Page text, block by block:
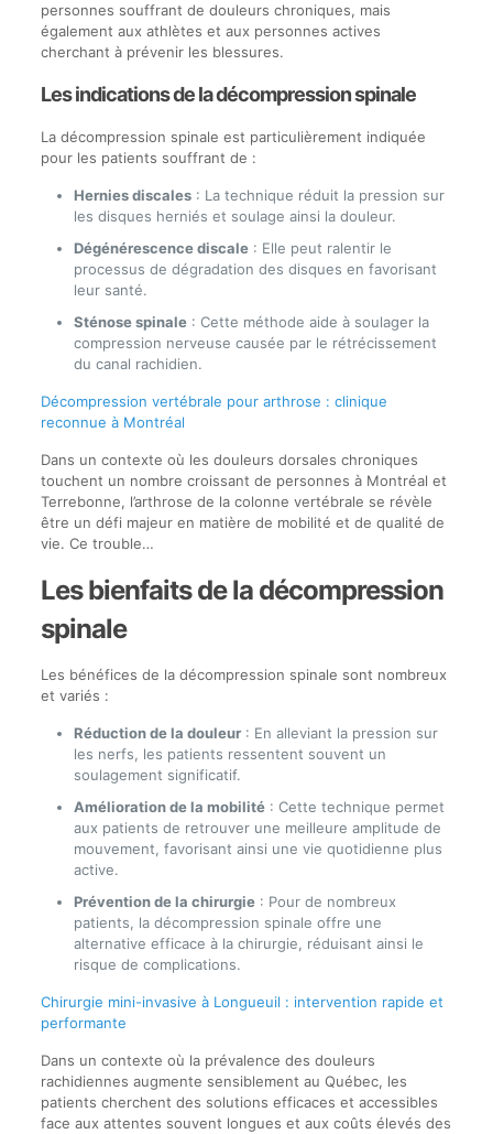
personnes souffrant de douleurs chroniques, mais
également aux athlètes et aux personnes actives
cherchant à prévenir les blessures.
Les indications de la décompression spinale
La décompression spinale est particulièrement indiquée
pour les patients souffrant de :
Hernies discales: La technique réduit la pression sur
les disques herniés et soulage ainsi la douleur.
Dégénérescence discale: Elle peut ralentir le
processus de dégradation des disques en favorisant
leur santé.
Sténose spinale: Cette méthode aide à soulager la
compression nerveuse causée par le rétrécissement
du canal rachidien.
Décompression vertébrale pour arthrose : clinique
reconnue à Montréal
Dans un contexte où les douleurs dorsales chroniques
touchent un nombre croissant de personnes à Montréal et
Terrebonne, l’arthrose de la colonne vertébrale se révèle
être un défi majeur en matière de mobilité et de qualité de
vie. Ce trouble…
Les bienfaits de la décompression
spinale
Les bénéfices de la décompression spinale sont nombreux
et variés :
Réduction de la douleur: En alleviant la pression sur
les nerfs, les patients ressentent souvent un
soulagement significatif.
Amélioration de la mobilité: Cette technique permet
aux patients de retrouver une meilleure amplitude de
mouvement, favorisant ainsi une vie quotidienne plus
active.
Prévention de la chirurgie: Pour de nombreux
patients, la décompression spinale offre une
alternative efficace à la chirurgie, réduisant ainsi le
risque de complications.
Chirurgie mini-invasive à Longueuil : intervention rapide et
performante
Dans un contexte où la prévalence des douleurs
rachidiennes augmente sensiblement au Québec, les
patients cherchent des solutions efficaces et accessibles
face aux attentes souvent longues et aux coûts élevés des